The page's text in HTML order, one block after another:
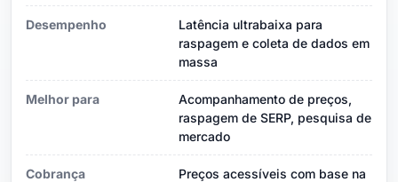
Desempenho
Latência ultrabaixa para
raspagem e coleta de dados em
massa
Melhor para
Acompanhamento de preços,
raspagem de SERP, pesquisa de
mercado
Cobrança
Preços acessíveis com base na